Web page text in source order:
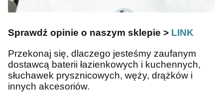
Sprawdź opinie o naszym sklepie > LINK
Przekonaj się, dlaczego jesteśmy zaufanym
dostawcą baterii łazienkowych i kuchennych,
słuchawek prysznicowych, węży, drążków i
innych akcesoriów.